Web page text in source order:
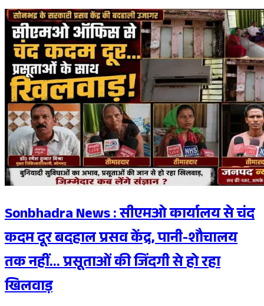
Sonbhadra News : सीएमओ कार्यालय से चंद
कदम दूर बदहाल प्रसव केंद्र, पानी-शौचालय
तक नहीं... प्रसूताओं की जिंदगी से हो रहा
खिलवाड़